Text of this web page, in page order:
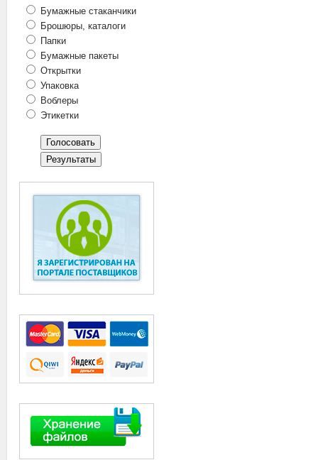
Бумажные стаканчики
Брошюры, каталоги
Папки
Бумажные пакеты
Открытки
Упаковка
Воблеры
Этикетки